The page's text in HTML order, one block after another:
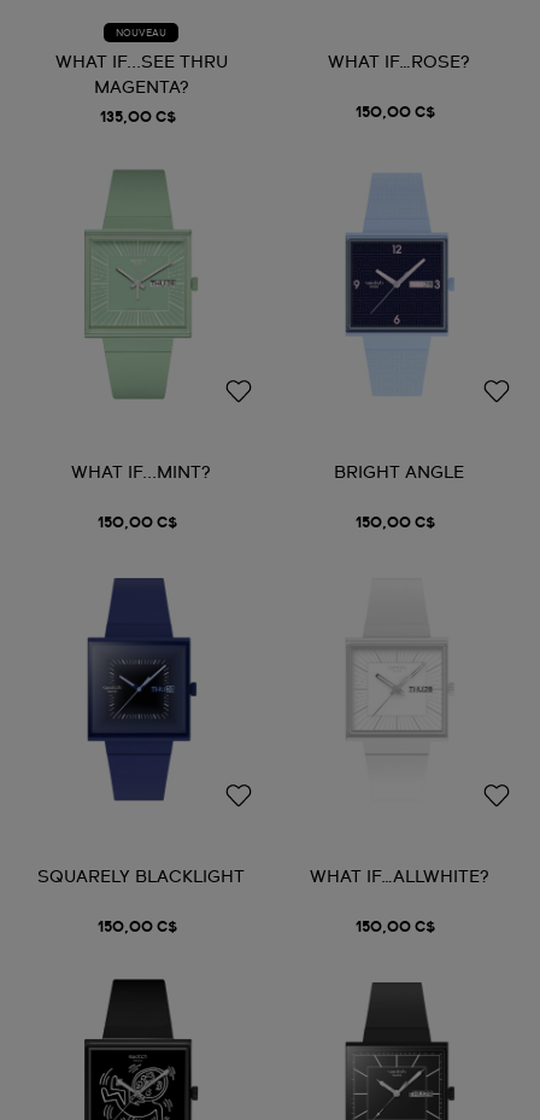
NOUVEAU
WHAT IF...SEE THRU
MAGENTA?
135,00 C$
WHAT IF…ROSE?
150,00 C$
WHAT IF...MINT?
150,00 C$
BRIGHT ANGLE
150,00 C$
SQUARELY BLACKLIGHT
150,00 C$
WHAT IF…ALLWHITE?
150,00 C$